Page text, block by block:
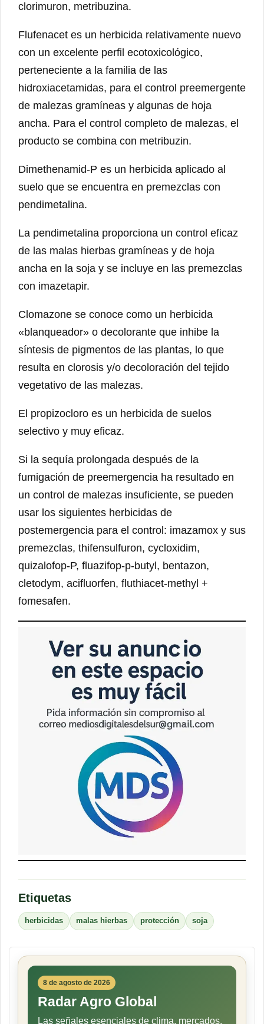
clorimuron, metribuzina.
Flufenacet es un herbicida relativamente nuevo
con un excelente perfil ecotoxicológico,
perteneciente a la familia de las
hidroxiacetamidas, para el control preemergente
de malezas gramíneas y algunas de hoja
ancha. Para el control completo de malezas, el
producto se combina con metribuzin.
Dimethenamid-P es un herbicida aplicado al
suelo que se encuentra en premezclas con
pendimetalina.
La pendimetalina proporciona un control eficaz
de las malas hierbas gramíneas y de hoja
ancha en la soja y se incluye en las premezclas
con imazetapir.
Clomazone se conoce como un herbicida
«blanqueador» o decolorante que inhibe la
síntesis de pigmentos de las plantas, lo que
resulta en clorosis y/o decoloración del tejido
vegetativo de las malezas.
El propizocloro es un herbicida de suelos
selectivo y muy eficaz.
Si la sequía prolongada después de la
fumigación de preemergencia ha resultado en
un control de malezas insuficiente, se pueden
usar los siguientes herbicidas de
postemergencia para el control: imazamox y sus
premezclas, thifensulfuron, cycloxidim,
quizalofop-P, fluazifop-p-butyl, bentazon,
cletodym, acifluorfen, fluthiacet-methyl +
fomesafen.
Etiquetas
herbicidas malas hierbas protección soja
8 de agosto de 2026
Radar Agro Global
Las señales esenciales de clima, mercados,